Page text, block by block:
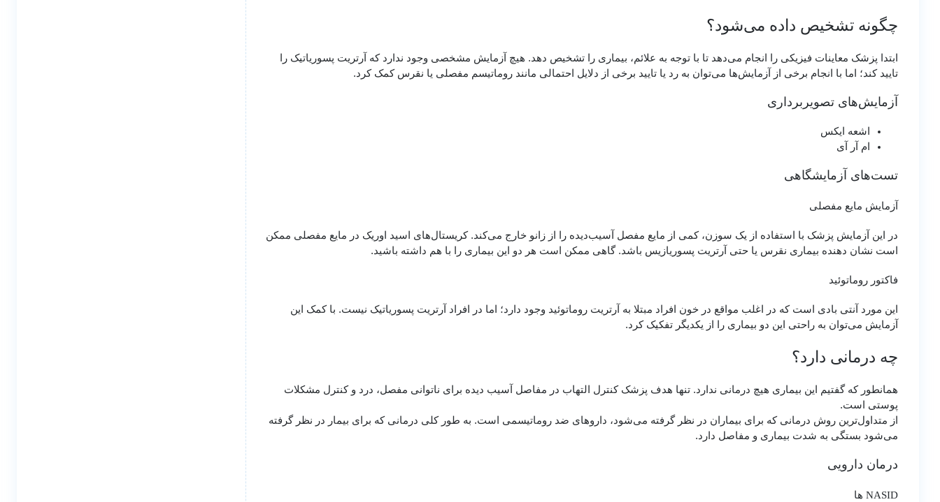
چگونه تشخیص داده می‌شود؟
ابتدا پزشک معاینات فیزیکی را انجام می‌دهد تا با توجه به علائم، بیماری را تشخیص دهد. هیچ آزمایش مشخصی وجود ندارد که آرتریت پسوریاتیک را
تایید کند؛ اما با انجام برخی از آزمایش‌ها می‌توان به رد یا تایید برخی از دلایل احتمالی مانند روماتیسم مفصلی یا نقرس کمک کرد.
آزمایش‌های تصویربرداری
اشعه ایکس
ام آر آی
تست‌های آزمایشگاهی
آزمایش مایع مفصلی
در این آزمایش پزشک با استفاده از یک سوزن، کمی از مایع مفصل آسیب‌دیده را از زانو خارج می‌کند. کریستال‌های اسید اوریک در مایع مفصلی ممکن
است نشان دهنده بیماری نقرس یا حتی آرتریت پسوریازیس باشد. گاهی ممکن است هر دو این بیماری را با هم داشته باشید.
فاکتور روماتوئید
این مورد آنتی بادی است که در اغلب مواقع در خون افراد مبتلا به آرتریت روماتوئید وجود دارد؛ اما در افراد آرتریت پسوریاتیک نیست. با کمک این
آزمایش می‌توان به راحتی این دو بیماری را از یکدیگر تفکیک کرد.
چه درمانی دارد؟
همانطور که گفتیم این بیماری هیچ درمانی ندارد. تنها هدف پزشک کنترل التهاب در مفاصل آسیب دیده برای ناتوانی مفصل، درد و کنترل مشکلات
پوستی است.
از متداول‌ترین روش‌ درمانی که برای بیماران در نظر گرفته می‌شود، داروهای ضد روماتیسمی است. به طور کلی درمانی که برای بیمار در نظر گرفته
می‌شود بستگی به شدت بیماری و مفاصل دارد.
درمان دارویی
NASID ها